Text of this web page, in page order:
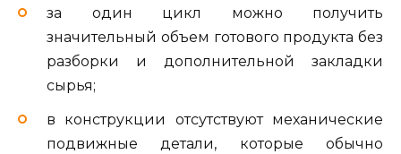
за один цикл можно получить
значительный объем готового продукта без
разборки и дополнительной закладки
сырья;
в конструкции отсутствуют механические
подвижные детали, которые обычно